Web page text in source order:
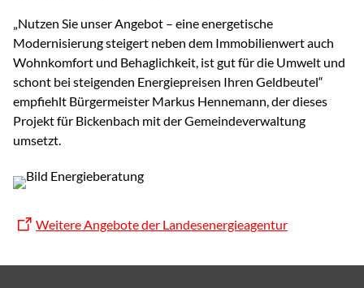
„Nutzen Sie unser Angebot – eine energetische
Modernisierung steigert neben dem Immobilienwert auch
Wohnkomfort und Behaglichkeit, ist gut für die Umwelt und
schont bei steigenden Energiepreisen Ihren Geldbeutel“
empfiehlt Bürgermeister Markus Hennemann, der dieses
Projekt für Bickenbach mit der Gemeindeverwaltung
umsetzt.
Weitere Angebote der Landesenergieagentur